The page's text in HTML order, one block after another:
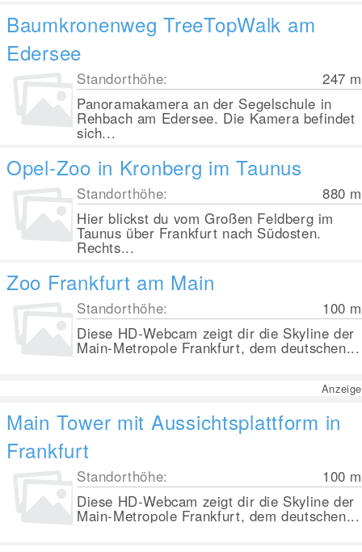
Baumkronenweg TreeTopWalk am
Edersee
Standorthöhe: 247 m
Panoramakamera an der Segelschule in
Rehbach am Edersee. Die Kamera befindet
sich...
Opel-Zoo in Kronberg im Taunus
Standorthöhe: 880 m
Hier blickst du vom Großen Feldberg im
Taunus über Frankfurt nach Südosten.
Rechts...
Zoo Frankfurt am Main
Standorthöhe: 100 m
Diese HD-Webcam zeigt dir die Skyline der
Main-Metropole Frankfurt, dem deutschen...
Anzeige
Main Tower mit Aussichtsplattform in
Frankfurt
Standorthöhe: 100 m
Diese HD-Webcam zeigt dir die Skyline der
Main-Metropole Frankfurt, dem deutschen...